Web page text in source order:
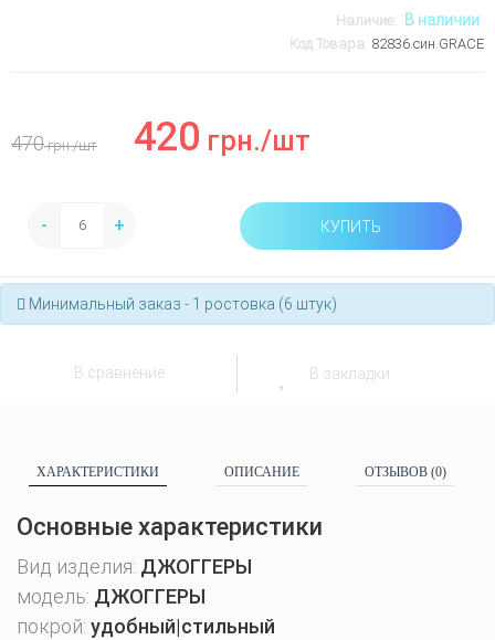
Наличие: В наличии
Код Товара: 82836.син.GRACE
470грн./шт 420 грн./шт
- + КУПИТЬ
Минимальный заказ - 1 ростовка (6 штук)
В сравнение В закладки
ХАРАКТЕРИСТИКИ ОПИСАНИЕ ОТЗЫВОВ (0)
Основные характеристики
Вид изделия: ДЖОГГЕРЫ
модель: ДЖОГГЕРЫ
покрой: удобный|стильный